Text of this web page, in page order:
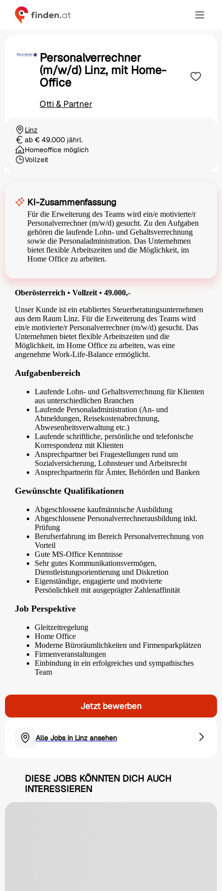
Personalverrechner
(m/w/d) Linz, mit Home-
Office
Otti & Partner
Ortschaft
Linz
Gehaltab € 49.000 jährl.
Homeoffice möglich
Beschäftigungsart
Vollzeit
KI-Zusammenfassung
Für die Erweiterung des Teams wird ein/e motivierte/r
Personalverrechner (m/w/d) gesucht. Zu den Aufgaben
gehören die laufende Lohn- und Gehaltsverrechnung
sowie die Personaladministration. Das Unternehmen
bietet flexible Arbeitszeiten und die Möglichkeit, im
Home Office zu arbeiten.
Oberösterreich • Vollzeit • 49.000,-
Unser Kunde ist ein etabliertes Steuerberatungsunternehmen
aus dem Raum Linz. Für die Erweiterung des Teams wird
ein/e motivierte/r Personalverrechner (m/w/d) gesucht. Das
Unternehmen bietet flexible Arbeitszeiten und die
Möglichkeit, im Home Office zu arbeiten, was eine
angenehme Work-Life-Balance ermöglicht.
Aufgabenbereich
Laufende Lohn- und Gehaltsverrechnung für Klienten
aus unterschiedlichen Branchen
Laufende Personaladministration (An- und
Abmeldungen, Reisekostenabrechnung,
Abwesenheitsverwaltung etc.)
Laufende schriftliche, persönliche und telefonische
Korrespondenz mit Klienten
Ansprechpartner bei Fragestellungen rund um
Sozialversicherung, Lohnsteuer und Arbeitsrecht
Ansprechpartnerin für Ämter, Behörden und Banken
Gewünschte Qualifikationen
Abgeschlossene kaufmännische Ausbildung
Abgeschlossene Personalverrechnerausbildung inkl.
Prüfung
Berufserfahrung im Bereich Personalverrechnung von
Vorteil
Gute MS-Office Kenntnisse
Sehr gutes Kommunikationsvermögen,
Dienstleistungsorientierung und Diskretion
Eigenständige, engagierte und motivierte
Persönlichkeit mit ausgeprägter Zahlenaffinität
Job Perspektive
Gleitzeitregelung
Home Office
Moderne Büroräumlichkeiten und Firmenparkplätzen
Firmenveranstaltungen
Einbindung in ein erfolgreiches und sympathisches
Team
Jetzt bewerben
Alle Jobs in Linz ansehen
DIESE JOBS KÖNNTEN DICH AUCH
INTERESSIEREN